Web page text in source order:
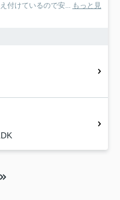
付けているので安... もっと見